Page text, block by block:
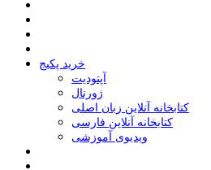
خرید پکیج
ﺁﭘﺘﻮﺩﯾﺖ
ﮊﻭﺭﻧﺎﻝ
کتابخانه آنلاین زبان اصلی
کتابخانه آنلاین فارسی
ویدیوی آموزشی